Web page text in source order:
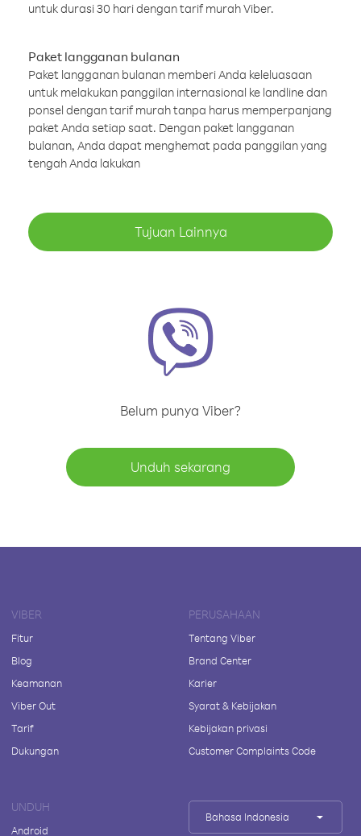
untuk durasi 30 hari dengan tarif murah Viber.
Paket langganan bulanan
Paket langganan bulanan memberi Anda keleluasaan
untuk melakukan panggilan internasional ke landline dan
ponsel dengan tarif murah tanpa harus memperpanjang
paket Anda setiap saat. Dengan paket langganan
bulanan, Anda dapat menghemat pada panggilan yang
tengah Anda lakukan
Tujuan Lainnya
Belum punya Viber?
Unduh sekarang
VIBER
Fitur
Blog
Keamanan
Viber Out
Tarif
Dukungan
PERUSAHAAN
Tentang Viber
Brand Center
Karier
Syarat & Kebijakan
Kebijakan privasi
Customer Complaints Code
UNDUH
Android
Bahasa Indonesia